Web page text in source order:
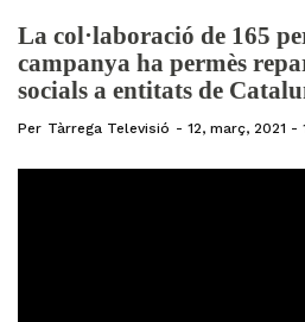
La col·laboració de 165
campanya ha permès
socials a entitats de
Per Tàrrega Televisió 12, març, 2021 -